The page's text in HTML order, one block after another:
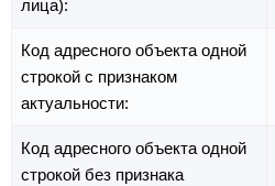
лица):
Код адресного объекта одной
строкой с признаком
актуальности:
Код адресного объекта одной
строкой без признака